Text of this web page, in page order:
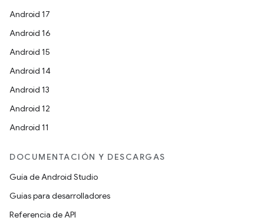
Android 17
Android 16
Android 15
Android 14
Android 13
Android 12
Android 11
DOCUMENTACIÓN Y DESCARGAS
Guía de Android Studio
Guías para desarrolladores
Referencia de API